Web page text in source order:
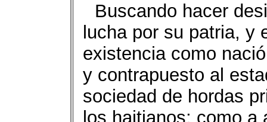
Buscando hacer
lucha por su patria, y
existencia como
y contrapuesto al
sociedad de hordas
los haitianos; como